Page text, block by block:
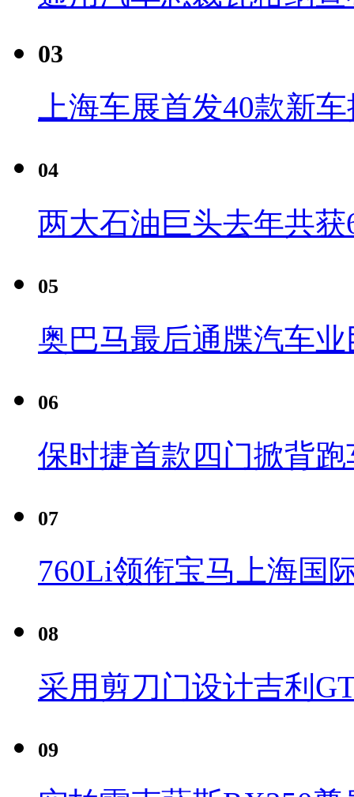
03
上海车展首发40款新
04
两大石油巨头去年共获
05
奥巴马最后通牒汽车业
06
保时捷首款四门掀背跑
07
760Li领衔宝马上海国
08
采用剪刀门设计吉利
09